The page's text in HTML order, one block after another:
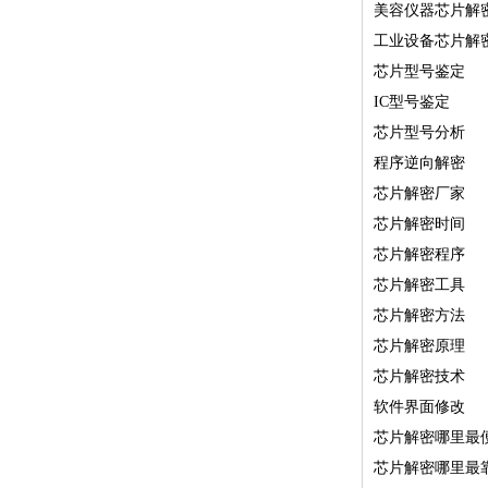
美容仪器芯片解
工业设备芯片解
芯片型号鉴定
IC型号鉴定
芯片型号分析
程序逆向解密
芯片解密厂家
芯片解密时间
芯片解密程序
芯片解密工具
芯片解密方法
芯片解密原理
芯片解密技术
软件界面修改
芯片解密哪里最
芯片解密哪里最